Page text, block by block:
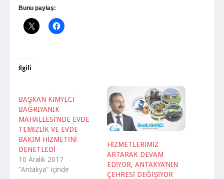
Bunu paylaş:
İlgili
BAŞKAN KİMYECİ
BAĞRIYANIK
MAHALLESİ’NDE EVDE
TEMİZLİK VE EVDE
BAKIM HİZMETİNİ
DENETLEDİ
10 Aralık 2017
"Antakya" içinde
HİZMETLERİMİZ
ARTARAK DEVAM
EDİYOR, ANTAKYA’NIN
ÇEHRESİ DEĞİŞİYOR